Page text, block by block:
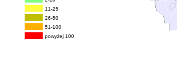
11-25
26-50
51-100
powyżej 100